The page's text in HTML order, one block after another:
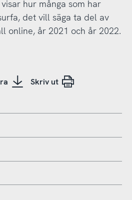
hur många som har
det vill säga ta del av
online, år 2021 och år 2022.
Skriv ut